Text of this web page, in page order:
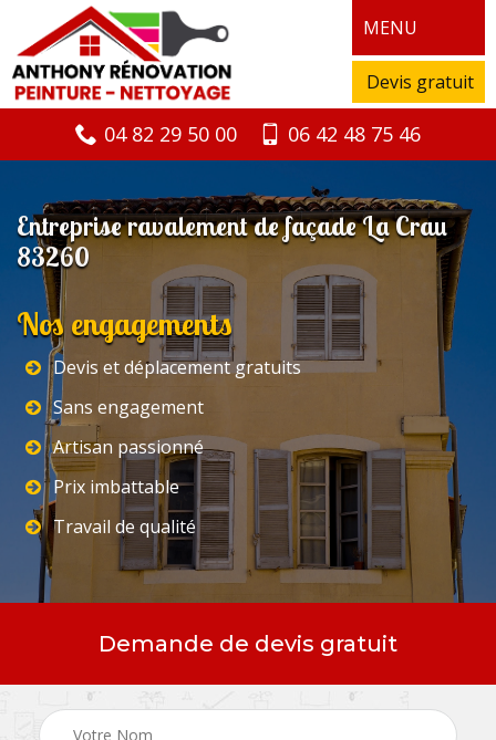
MENU
Devis gratuit
04 82 29 50 00 06 42 48 75 46
Entreprise ravalement de façade La Crau
83260
Nos engagements
Devis et déplacement gratuits
Sans engagement
Artisan passionné
Prix imbattable
Travail de qualité
Demande de devis gratuit